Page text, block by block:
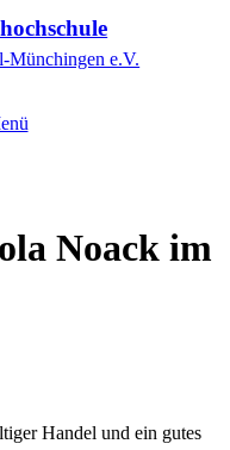
Münchingen e.V.
Noack im
Handel und ein gutes